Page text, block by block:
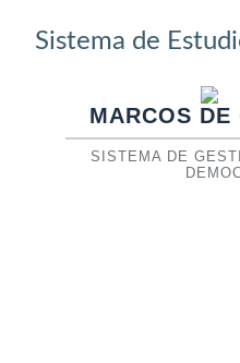
Sistema de